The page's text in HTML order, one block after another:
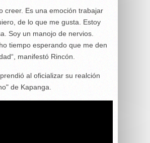
creer. Es una emoción trabajar
de lo que me gusta. Estoy
Soy un manojo de nervios.
tiempo esperando que me den
manifestó Rincón.
al oficializar su realción
de Kapanga.